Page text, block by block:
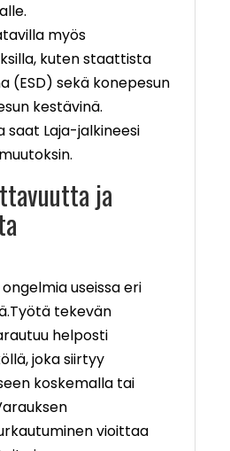
myös
kuten staattista
(ESD) sekä konepesun
kestävinä.
saat Laja-jalkineesi
ja
useissa eri
tekevän
helposti
joka siirtyy
koskemalla tai
vioittaa